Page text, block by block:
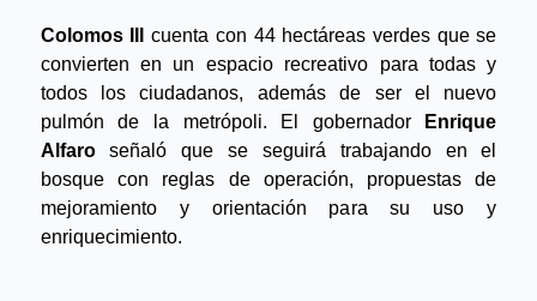
Colomos III
cuenta con 44 hectáreas verdes que se
convierten en un espacio recreativo para todas y
todos los ciudadanos, además de ser el nuevo
pulmón de la metrópoli. El gobernador
Enrique
Alfaro señaló que se seguirá trabajando en el
bosque con reglas de operación, propuestas de
mejoramiento y orientación para su uso y
enriquecimiento.